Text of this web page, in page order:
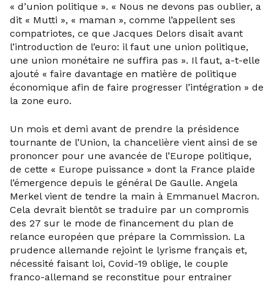
« d’union politique ». « Nous ne devons pas oublier, a
dit « Mutti », « maman », comme l’appellent ses
compatriotes, ce que Jacques Delors disait avant
l’introduction de l’euro: il faut une union politique,
une union monétaire ne suffira pas ». Il faut, a-t-elle
ajouté « faire davantage en matière de politique
économique afin de faire progresser l’intégration » de
la zone euro.
Un mois et demi avant de prendre la présidence
tournante de l’Union, la chancelière vient ainsi de se
prononcer pour une avancée de l’Europe politique,
de cette « Europe puissance » dont la France plaide
l’émergence depuis le général De Gaulle. Angela
Merkel vient de tendre la main à Emmanuel Macron.
Cela devrait bientôt se traduire par un compromis
des 27 sur le mode de financement du plan de
relance européen que prépare la Commission. La
prudence allemande rejoint le lyrisme français et,
nécessité faisant loi, Covid-19 oblige, le couple
franco-allemand se reconstitue pour entrainer